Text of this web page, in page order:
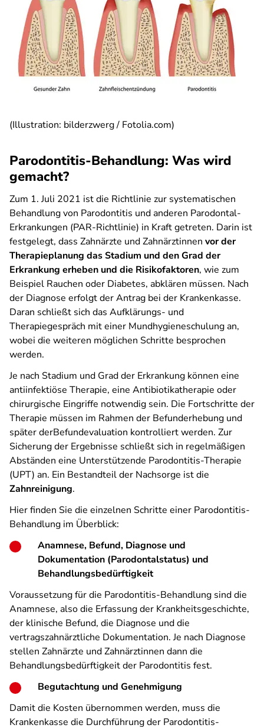
(Illustration: bilderzwerg / Fotolia.com)
Parodontitis-Behandlung: Was wird
gemacht?
Zum 1. Juli 2021 ist die Richtlinie zur systematischen
Behandlung von Parodontitis und anderen Parodontal-
Erkrankungen (PAR-Richtlinie) in Kraft getreten. Darin ist
festgelegt, dass Zahnärzte und Zahnärztinnen vor der
Therapieplanung das Stadium und den Grad der
Erkrankung erheben und die Risikofaktoren, wie zum
Beispiel Rauchen oder Diabetes, abklären müssen. Nach
der Diagnose erfolgt der Antrag bei der Krankenkasse.
Daran schließt sich das Aufklärungs- und
Therapiegespräch mit einer Mundhygieneschulung an,
wobei die weiteren möglichen Schritte besprochen
werden.
Je nach Stadium und Grad der Erkrankung können eine
antiinfektiöse Therapie, eine Antibiotikatherapie oder
chirurgische Eingriffe notwendig sein. Die Fortschritte der
Therapie müssen im Rahmen der Befunderhebung und
später derBefundevaluation kontrolliert werden. Zur
Sicherung der Ergebnisse schließt sich in regelmäßigen
Abständen eine Unterstützende Parodontitis-Therapie
(UPT) an. Ein Bestandteil der Nachsorge ist die
Zahnreinigung.
Hier finden Sie die einzelnen Schritte einer Parodontitis-
Behandlung im Überblick:
Anamnese, Befund, Diagnose und
Dokumentation (Parodontalstatus) und
Behandlungsbedürftigkeit
Voraussetzung für die Parodontitis-Behandlung sind die
Anamnese, also die Erfassung der Krankheitsgeschichte,
der klinische Befund, die Diagnose und die
vertragszahnärztliche Dokumentation. Je nach Diagnose
stellen Zahnärzte und Zahnärztinnen dann die
Behandlungsbedürftigkeit der Parodontitis fest.
Begutachtung und Genehmigung
Damit die Kosten übernommen werden, muss die
Krankenkasse die Durchführung der Parodontitis-